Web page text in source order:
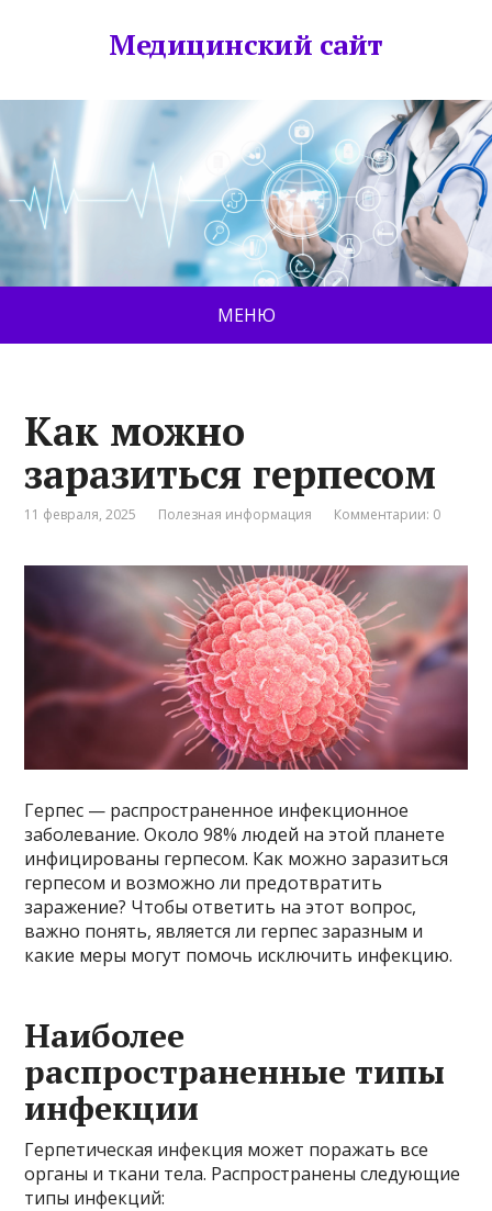
Медицинский сайт
МЕНЮ
Как можно
заразиться герпесом
11 февраля, 2025 Полезная информация Комментарии: 0
Герпес — распространенное инфекционное
заболевание. Около 98% людей на этой планете
инфицированы герпесом. Как можно заразиться
герпесом и возможно ли предотвратить
заражение? Чтобы ответить на этот вопрос,
важно понять, является ли герпес заразным и
какие меры могут помочь исключить инфекцию.
Наиболее
распространенные типы
инфекции
Герпетическая инфекция может поражать все
органы и ткани тела. Распространены следующие
типы инфекций: